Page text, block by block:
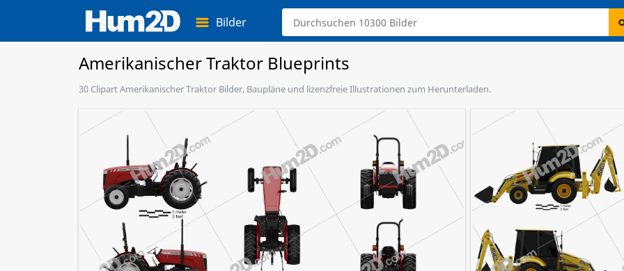
Bilder
Amerikanischer Traktor Blueprints
30 Clipart Amerikanischer Traktor Bilder, Baupläne und lizenzfreie Illustrationen zum Herunterladen.